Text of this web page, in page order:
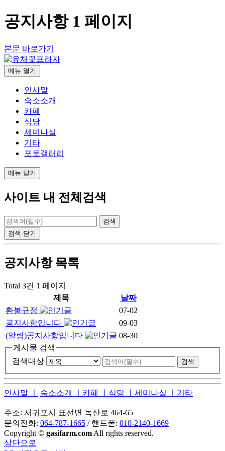
공지사항 1 페이지
본문 바로가기
메뉴 열기
인사말
숙소소개
카페
식당
세미나실
기타
포토갤러리
메뉴 닫기
사이트 내 전체검색
검색 닫기
공지사항목록
Total 3건 1 페이지
제목
날짜
환불규정
07-02
공지사항입니다
09-03
(알림)공지사항입니다
08-30
게시물 검색
검색대상
인사말 ㅣ 숙소소개 ㅣ 카페 ㅣ 식당 ㅣ 세미나실 ㅣ 기타
주소: 서귀포시 표선면 녹산로 464-65
문의전화: 064-787-1665 / 핸드폰: 010-2140-1669
Copyright © gasifarm.com All rights reserved.
상단으로